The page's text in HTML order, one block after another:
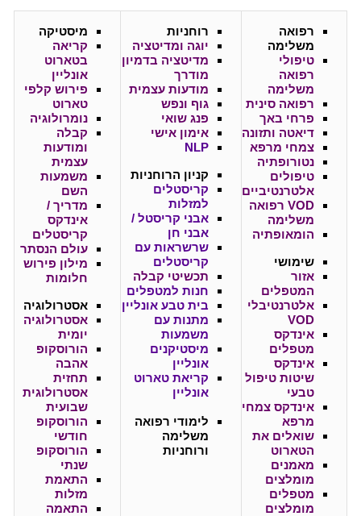
רפואה
משלימה
טיפולי
רפואה
משלימה
רפואה סינית
פרחי באך
דיאטה ותזונה
צמחי מרפא
נטורופתיה
טיפולים
אלטרנטיביים
VOD רפואה
משלימה
הומאופתיה
שימושי
אזור
המטפלים
אלטרנטיבלי
VOD
אינדקס
מטפלים
אינדקס
שיטות טיפול
טבעי
אינדקס צמחי
מרפא
שואלים את
הטארוט
מאמנים
מומלצים
מטפלים
מומלצים
רוחניות
יוגה ומדיטציה
מדיטציה בדמיון
מודרך
מודעות עצמית
גוף ונפש
פנג שואי
אימון אישי
NLP
קניון הרוחניות
קריסטלים
למזלות
אבני קריסטל /
אבני חן
שרשראות עם
קריסטלים
תכשיטי קבלה
חנות למטפלים
בית טבע אונליין
מתנות עם
משמעות
מיסטיקנים
אונליין
קריאת טארוט
אונליין
לימודי רפואה
משלימה
ורוחניות
מיסטיקה
קריאה
בטארוט
אונליין
פירוש קלפי
טארוט
נומרולוגיה
קבלה
ומודעות
עצמית
משמעות
השם
מדריך /
אינדקס
קריסטלים
עולם הנסתר
מילון פירוש
חלומות
אסטרולוגיה
אסטרולוגיה
יומית
הורוסקופ
אהבה
תחזית
אסטרולוגית
שבועית
הורוסקופ
חודשי
הורוסקופ
שנתי
התאמת
מזלות
התאמה